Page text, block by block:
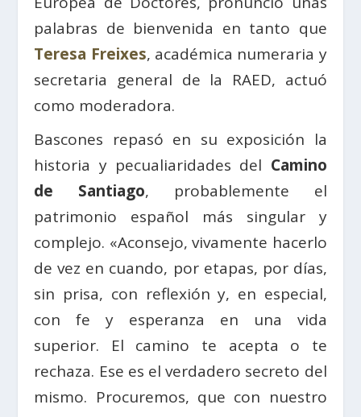
palabras de bienvenida en tanto que
Teresa Freixes, académica numeraria y
secretaria general de la RAED, actuó
como moderadora.
Bascones repasó en su exposición la
historia y pecualiaridades del Camino
de Santiago, probablemente el
patrimonio español más singular y
complejo. «Aconsejo, vivamente hacerlo
de vez en cuando, por etapas, por días,
sin prisa, con reflexión y, en especial,
con fe y esperanza en una vida
superior. El camino te acepta o te
rechaza. Ese es el verdadero secreto del
mismo. Procuremos, que con nuestro